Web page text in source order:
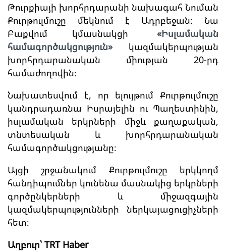
Թուրքիայի խորհրդարանի նախագահ Նուման
Քուրթուլմուշը մեկնում է Ադրբեջան։ Նա
Բաքվում կմասնակցի
«Իսլամական
համագործակցություն»
կազմակերպության
խորհրդարանական միության 20-րդ
համաժողովին։
Նախատեսվում է, որ ելույթում Քուրթուլմուշը
կանդրադառնա Իսրայելին ու Պաղեստինին,
իսլամական երկրների միջև քաղաքական,
տնտեսական և խորհրդարանական
համագործակցությանը։
Այցի շրջանակում Քուրթուլմուշը երկկողմ
հանդիպումներ կունենա մասնակից երկրների
գործընկերների և միջազգային
կազմակերպությունների ներկայացուցիչների
հետ։
Աղբուր՝ TRT Haber